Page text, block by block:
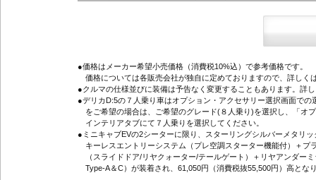
●価格はメーカー希望小売価格（消費税10%込）で参考価格です。
価格については各販売会社が独自に定めておりますので、詳しく
●クルマの仕様並びに装備は予告なく変更することもあります。詳
●デリカD:5の７人乗り車はオプション・アクセサリー選択画面での
をご希望の場合は、ご希望のグレード(８人乗り)を選択し、「オ
インテリアタブにて７人乗りを選択してください。
●ミニキャブEVの2シーターに限り、スターリングシルバーメタリ
キーレスエントリーシステム（プレ空調スターター機能付）＋プ
（スライドドア/リヤクォーター/テールゲート）＋リヤアンダー
Type-A＆C）が装着され、61,050円（消費税抜55,500円）高とな